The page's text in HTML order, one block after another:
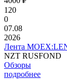
120
0
07.08
2026
Лента
NZT RUSFOND
Обзоры
подробнее